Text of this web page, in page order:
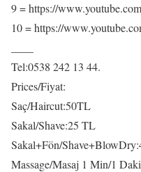
9 = https://
10 = https://
Tel:0538 242 13 44.
Prices/Fiyat:
Saç/Haircut:50TL
Sakal/Shave:25 TL
Sakal+Fön/
Massage/Masaj 1 Min/1